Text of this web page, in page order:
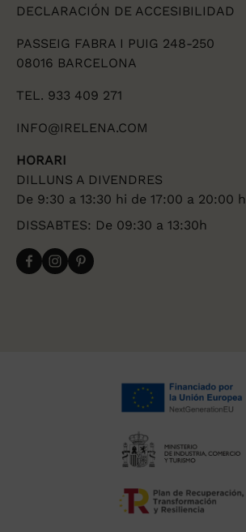
DECLARACIÓN DE ACCESIBILIDAD
PASSEIG FABRA I PUIG 248-250
08016 BARCELONA
TEL. 933 409 271
INFO@IRELENA.COM
HORARI
DILLUNS A DIVENDRES
De 9:30 a 13:30 hi de 17:00 a 20:00 h
DISSABTES: De 09:30 a 13:30h